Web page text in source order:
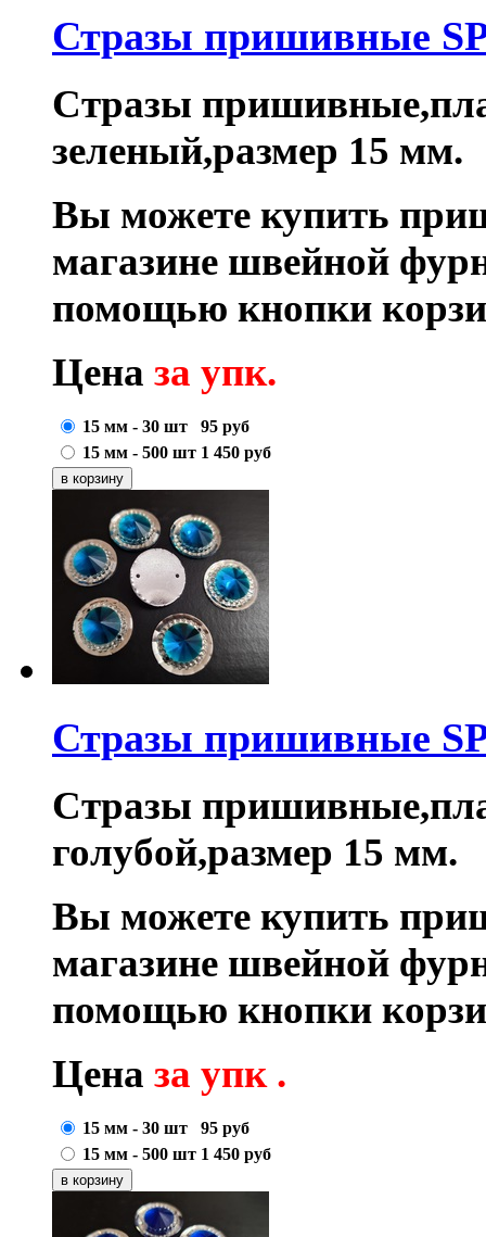
Стразы пришивные
Стразы
зеленый,размер 15 мм.
Вы можете купить
магазине швейной
помощью кнопки
Цена за упк.
15 мм - 30 шт 95 руб
15 мм - 500 шт 1 450 руб
Стразы пришивные
Стразы
голубой,размер 15 мм.
Вы можете купить
магазине швейной
помощью кнопки
Цена за упк .
15 мм - 30 шт 95 руб
15 мм - 500 шт 1 450 руб